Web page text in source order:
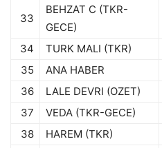
33
BEHZAT C (TKR-
GECE)
34 TURK MALI (TKR)
35
ANA HABER
36
LALE DEVRI (OZET)
37
VEDA (TKR-GECE)
38
HAREM (TKR)